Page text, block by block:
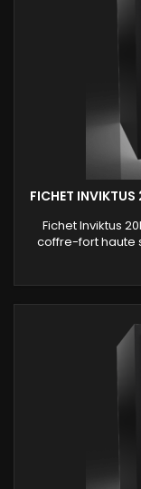
FICHET
Fichet Inviktus
coffre-fort haute
protection